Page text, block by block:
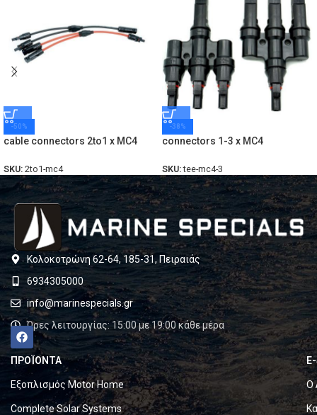
-50%
cable connectors 2to1 x MC4
SKU: 2to1-mc4
-38%
connectors 1-3 x MC4
SKU:tee-mc4-3
Κολοκοτρώνη 62-64, 185-31, Πειραιάς
6934305000
info@marinespecials.gr
Ώρες λειτουργίας: 15:00 με 19:00 κάθε μέρα
ΠΡΟΪΟΝΤΑ
Εξοπλισμός Motor Home
Complete Solar Systems
Ο